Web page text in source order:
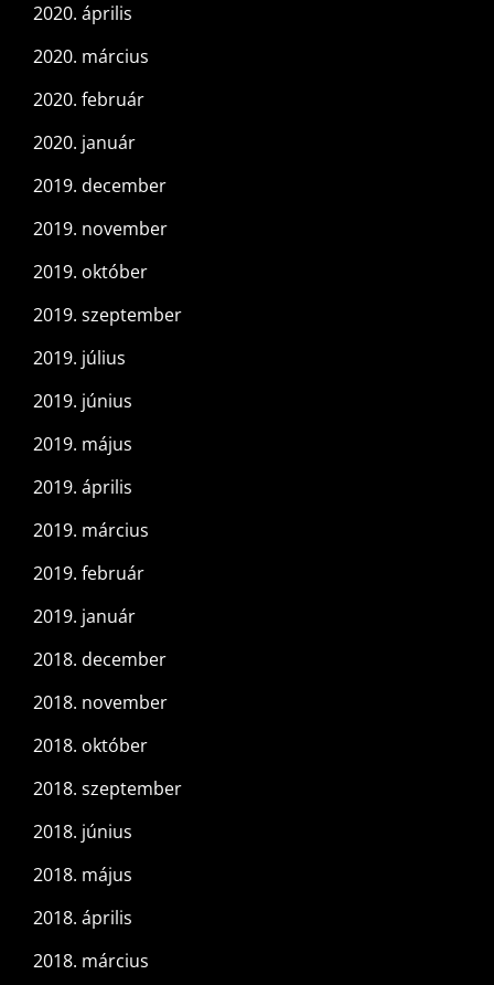
2020. április
2020. március
2020. február
2020. január
2019. december
2019. november
2019. október
2019. szeptember
2019. július
2019. június
2019. május
2019. április
2019. március
2019. február
2019. január
2018. december
2018. november
2018. október
2018. szeptember
2018. június
2018. május
2018. április
2018. március